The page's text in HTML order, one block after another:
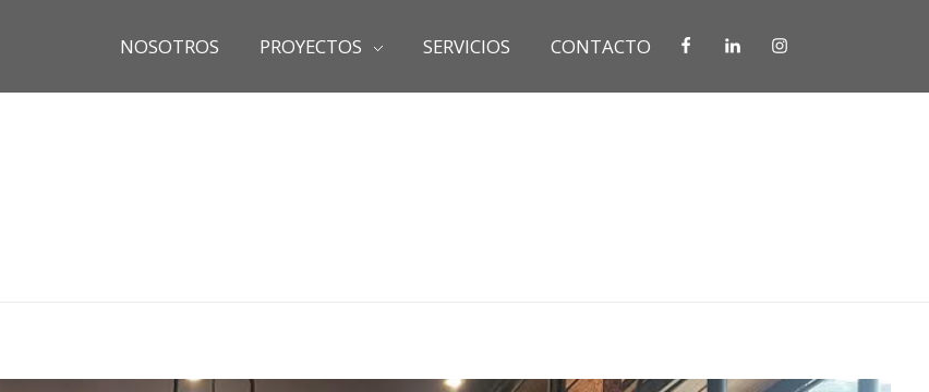
NOSOTROS PROYECTOS SERVICIOS CONTACTO